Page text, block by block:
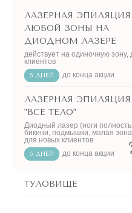
ЛАЗЕРНАЯ ЭПИЛЯЦИЯ
ЛЮБОЙ ЗОНЫ НА
ДИОДНОМ ЛАЗЕРЕ
действует на одиночную зону,
клиентов
5 ДНЕЙ до конца акции
ЛАЗЕРНАЯ ЭПИЛЯЦИЯ
"ВСЕ ТЕЛО"
Диодный лазер (ноги
бикини, подмышки, малая
для новых клиентов
5 ДНЕЙ до конца акции
ТУЛОВИЩЕ